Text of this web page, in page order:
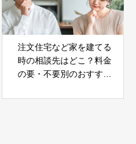
注文住宅など家を建てる
時の相談先はどこ？料金
の要・不要別のおすすめ